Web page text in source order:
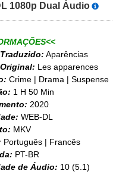
1080p Dual Áudio
Aparências
Les apparences
Crime | Drama | Suspense
1 H 50 Min
2020
WEB-DL
MKV
Português | Francês
PT-BR
de Áudio: 10 (5.1)